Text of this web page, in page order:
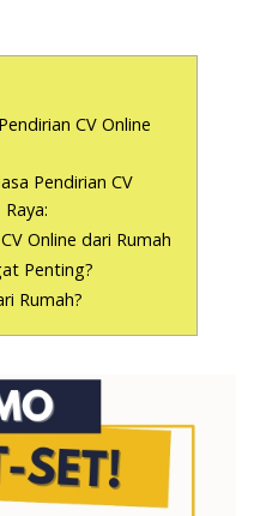
CV Online
Pendirian CV
Online dari Rumah
Penting?
Rumah?